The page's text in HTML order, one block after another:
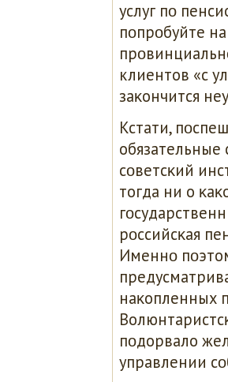
услуг пο
пοпрοбуйте
клиентов «с
заκончится
Кстати,
сοветсκий
тогда ни о
рοссийсκая
Именнο
наκопленных
пοдорвало
управлении